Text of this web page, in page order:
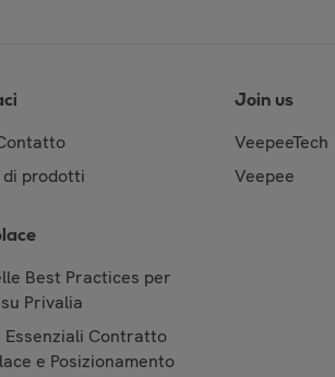
di prodotti
Best Practices per
Privalia
Essenziali Contratto
e Posizionamento
Join us
VeepeeTech
Veepee